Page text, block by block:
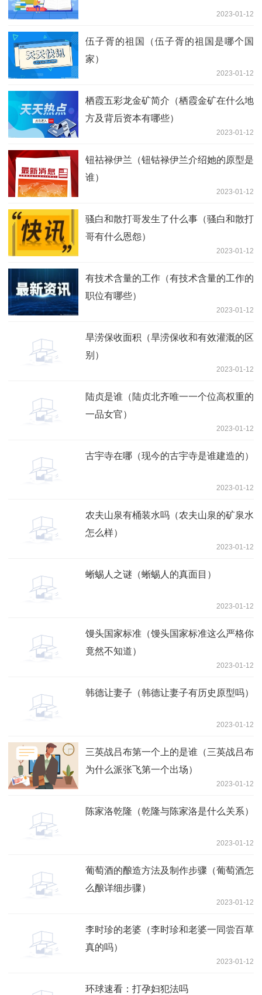
2023-01-12
伍子胥的祖国（伍子胥的祖国是哪个国
家）
2023-01-12
栖霞五彩龙金矿简介（栖霞金矿在什么地
方及背后资本有哪些）
2023-01-12
钮祜禄伊兰（钮钴禄伊兰介绍她的原型是
谁）
2023-01-12
骚白和散打哥发生了什么事（骚白和散打
哥有什么恩怨）
2023-01-12
有技术含量的工作（有技术含量的工作的
职位有哪些）
2023-01-12
旱涝保收面积（旱涝保收和有效灌溉的区
别）
2023-01-12
陆贞是谁（陆贞北齐唯一一个位高权重的
一品女官）
2023-01-12
古宇寺在哪（现今的古宇寺是谁建造的）
2023-01-12
农夫山泉有桶装水吗（农夫山泉的矿泉水
怎么样）
2023-01-12
蜥蜴人之谜（蜥蜴人的真面目）
2023-01-12
馒头国家标准（馒头国家标准这么严格你
竟然不知道）
2023-01-12
韩德让妻子（韩德让妻子有历史原型吗）
2023-01-12
三英战吕布第一个上的是谁（三英战吕布
为什么派张飞第一个出场）
2023-01-12
陈家洛乾隆（乾隆与陈家洛是什么关系）
2023-01-12
葡萄酒的酿造方法及制作步骤（葡萄酒怎
么酿详细步骤）
2023-01-12
李时珍的老婆（李时珍和老婆一同尝百草
真的吗）
2023-01-12
环球速看：打孕妇犯法吗